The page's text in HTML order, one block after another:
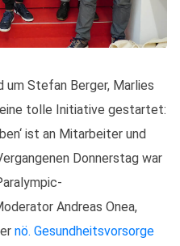
um Stefan Berger, Marlies
tolle Initiative gestartet:
ist an Mitarbeiter und
Donnerstag war
Andreas Onea,
nö. Gesundheitsvorsorge